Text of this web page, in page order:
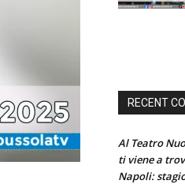
RECENT
Al Teatro
ti viene a
Napoli: